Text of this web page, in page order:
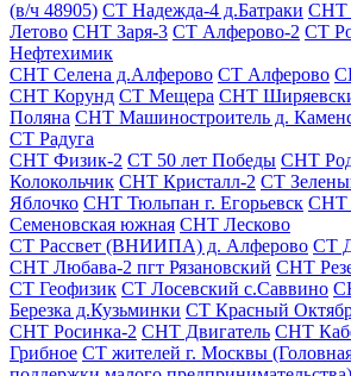
(в/ч 48905) СТ Надежда-4 д.Батраки СНТ
Летово СНТ Заря-3 СТ Алферово-2 СТ
Нефтехимик
СНТ Селена д.Алферово СТ Алферово
СНТ Корунд СТ Мещера СНТ
Поляна СНТ Машиностроитель д.
СТ Радуга
СНТ Физик-2 СТ 50 лет Победы СНТ
Колокольчик СНТ Кристалл-2 СТ
Яблочко СНТ Тюльпан г. Егорьевск СНТ
Семеновская южная СНТ Лесково
СТ Рассвет (ВНИИПА) д. Алферово СТ
СНТ Любава-2 пгт Рязановский СНТ
СТ Геофизик СТ Лосевский с.Саввино
Березка д.Кузьминки СТ Красный
СНТ Росинка-2 СНТ Двигатель СНТ
Грибное СТ жителей г. Москвы